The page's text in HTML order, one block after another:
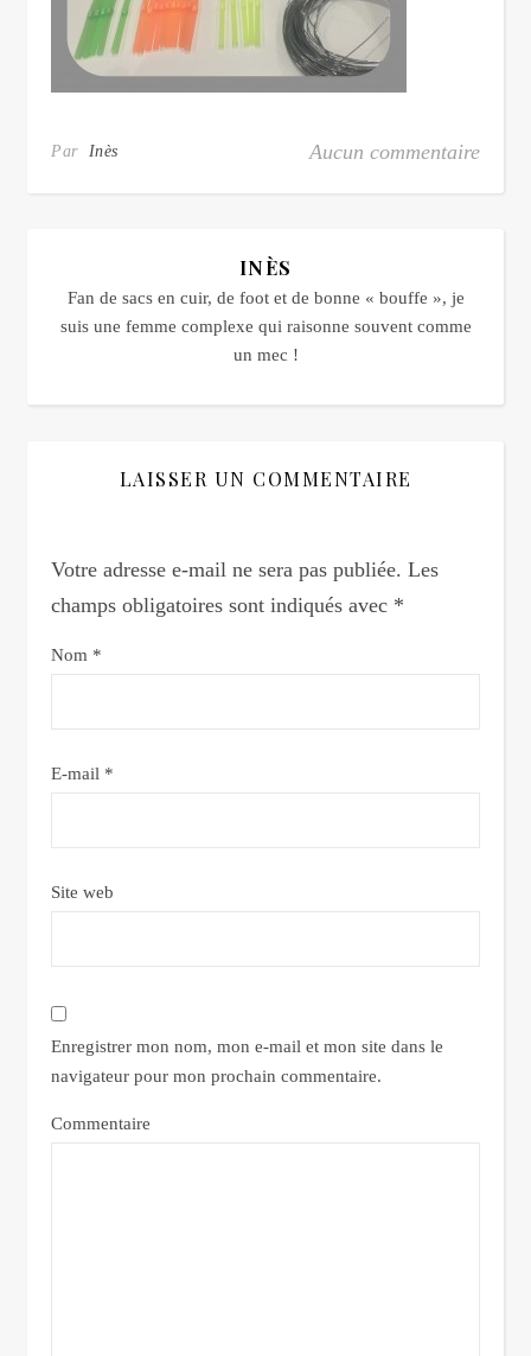
Par Inès Aucun commentaire
INÈS
Fan de sacs en cuir, de foot et de bonne « bouffe », je
suis une femme complexe qui raisonne souvent comme
un mec !
LAISSER UN COMMENTAIRE
Votre adresse e-mail ne sera pas publiée. Les
champs obligatoires sont indiqués avec *
Nom *
E-mail *
Site web
Enregistrer mon nom, mon e-mail et mon site dans le
navigateur pour mon prochain commentaire.
Commentaire